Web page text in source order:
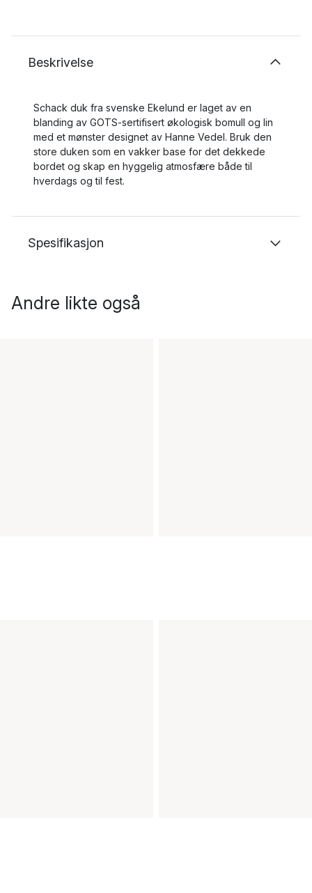
Beskrivelse
Schack duk fra svenske Ekelund er laget av en
blanding av GOTS-sertifisert økologisk bomull og lin
med et mønster designet av Hanne Vedel. Bruk den
store duken som en vakker base for det dekkede
bordet og skap en hyggelig atmosfære både til
hverdags og til fest.
Spesifikasjon
Andre likte også